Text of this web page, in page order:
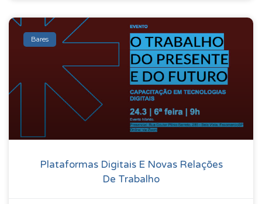
Bares
Plataformas Digitais E Novas Relações
De Trabalho